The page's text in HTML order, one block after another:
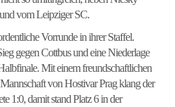
vom Leipziger SC.
Vorrunde in ihrer Staffel.
gegen Cottbus und eine Niederlage
Mit einem freundschaftlichen
von Hostivar Prag klang der
1:0, damit stand Platz 6 in der